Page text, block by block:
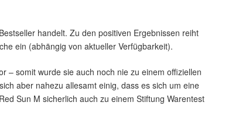
handelt. Zu den positiven Ergebnissen reiht
ein (abhängig von aktueller Verfügbarkeit).
– somit wurde sie auch noch nie zu einem offiziellen
aber nahezu allesamt einig, dass es sich um eine
Sun M sicherlich auch zu einem Stiftung Warentest